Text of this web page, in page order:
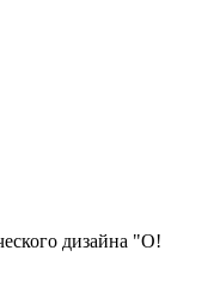
дизайна "О!